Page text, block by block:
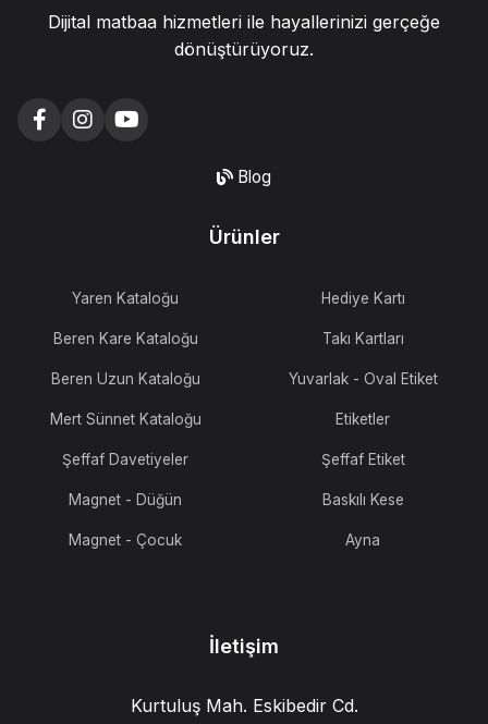
Dijital matbaa hizmetleri ile hayallerinizi gerçeğe
dönüştürüyoruz.
Blog
Ürünler
Yaren Kataloğu
Beren Kare Kataloğu
Beren Uzun Kataloğu
Mert Sünnet Kataloğu
Şeffaf Davetiyeler
Magnet - Düğün
Magnet - Çocuk
Hediye Kartı
Takı Kartları
Yuvarlak - Oval Etiket
Etiketler
Şeffaf Etiket
Baskılı Kese
Ayna
İletişim
Kurtuluş Mah. Eskibedir Cd.